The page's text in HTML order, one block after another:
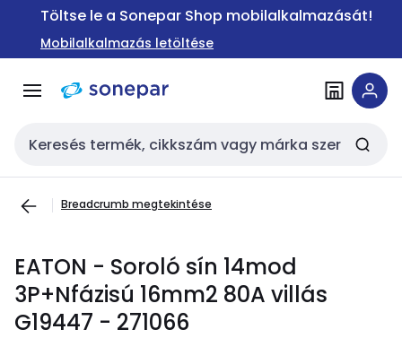
Ugrás a
Ugrás a
tartalomra
Töltse le a Sonepar Shop mobilalkalmazását!
Mobilalkalmazás letöltése
Keresési bemenet
Breadcrumb megtekintése
EATON - Soroló sín 14mod
3P+Nfázisú 16mm2 80A villás
G19447 - 271066